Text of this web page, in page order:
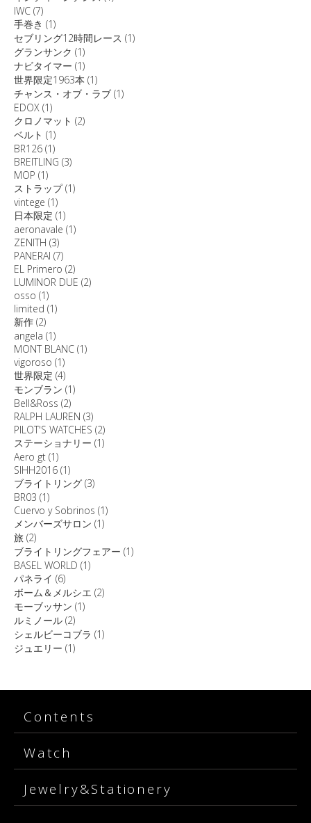
IWC (7)
手巻き (1)
セブリング12時間レース (1)
グランサンク (1)
ナビタイマー (1)
世界限定1963本 (1)
チャンス・オブ・ラブ (1)
EDOX (1)
クロノマット (2)
ベルト (1)
BR126 (1)
BREITLING (3)
MOP (1)
ストラップ(1)
vintege (1)
日本限定 (1)
aeronavale (1)
ZENITH (3)
PANERAI (7)
EL Primero (2)
LUMINOR DUE (2)
osso (1)
limited (1)
新作 (2)
angela (1)
MONT BLANC (1)
vigoroso (1)
世界限定 (4)
モンブラン (1)
Bell&Ross (2)
RALPH LAUREN (3)
PILOT'S WATCHES (2)
ステーショナリー (1)
Aero gt (1)
SIHH2016 (1)
ブライトリング (3)
BR03 (1)
Cuervo y Sobrinos (1)
メンバーズサロン (1)
旅 (2)
ブライトリングフェアー (1)
BASEL WORLD (1)
パネライ (6)
ボーム＆メルシエ (2)
モーブッサン (1)
ルミノール (2)
シェルビーコブラ (1)
ジュエリー (1)
Contents
Watch
Jewelry&Stationery